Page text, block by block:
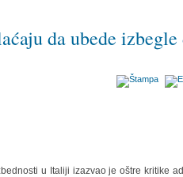
da ubede izbegle
u Italiji izazvao je oštre kritike